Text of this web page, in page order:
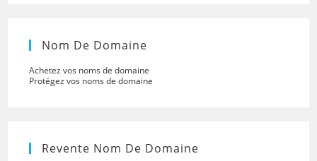
Nom De Domaine
Achetez vos noms de domaine
Protégez vos noms de domaine
Revente Nom De Domaine